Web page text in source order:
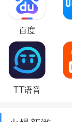
百度
TT语音